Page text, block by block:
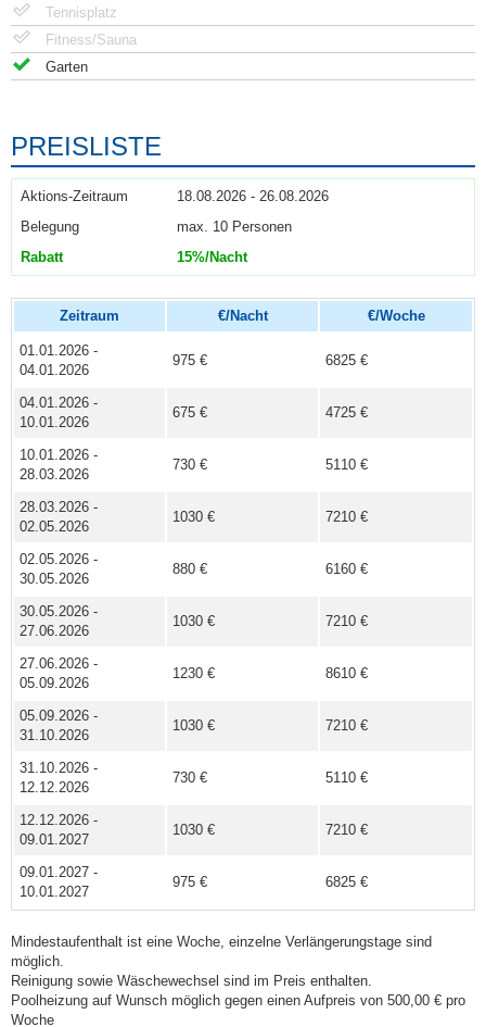
Tennisplatz
Fitness/Sauna
Garten
PREISLISTE
18.08.2026 - 26.08.2026
max. 10 Personen
15%/Nacht
Zeitraum €/Nacht €/Woche
01.01.2026 -
04.01.2026
975 € 6825 €
04.01.2026 -
10.01.2026
675 € 4725 €
10.01.2026 -
28.03.2026
730 € 5110 €
28.03.2026 -
02.05.2026
1030 € 7210 €
02.05.2026 -
30.05.2026
880 € 6160 €
30.05.2026 -
27.06.2026
1030 € 7210 €
27.06.2026 -
05.09.2026
1230 € 8610 €
05.09.2026 -
31.10.2026
1030 € 7210 €
31.10.2026 -
12.12.2026
730 € 5110 €
12.12.2026 -
09.01.2027
1030 € 7210 €
09.01.2027 -
10.01.2027
975 € 6825 €
Mindestaufenthalt ist eine Woche, einzelne Verlängerungstage sind
möglich.
Reinigung sowie Wäschewechsel sind im Preis enthalten.
Poolheizung auf Wunsch möglich gegen einen Aufpreis von 500,00 € pro
Woche